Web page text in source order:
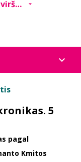
5
pagal
Kmitos